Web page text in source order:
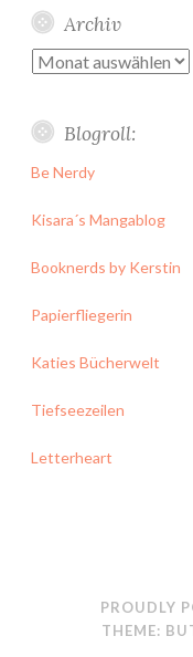
Archiv
Archiv
Blogroll:
Be Nerdy
Kisara´s Mangablog
Booknerds by Kerstin
Papierfliegerin
Katies Bücherwelt
Tiefseezeilen
Letterheart
PROUDLY
THEME: